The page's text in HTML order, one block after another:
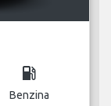
local_gas_station
Benzina